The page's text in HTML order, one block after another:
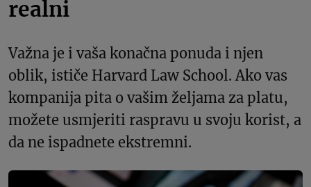
realni
Važna je i vaša konačna ponuda i njen
oblik, ističe Harvard Law School. Ako vas
kompanija pita o vašim željama za platu,
možete usmjeriti raspravu u svoju korist, a
da ne ispadnete ekstremni.